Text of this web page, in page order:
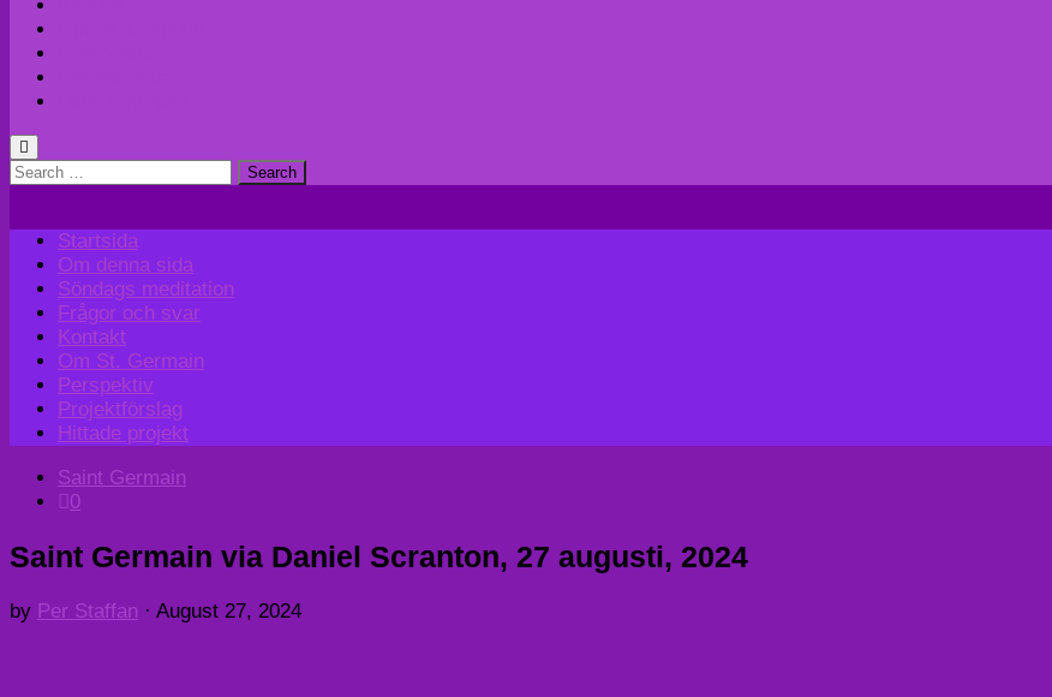
Search
Startsida
Om denna sida
Söndags meditation
Frågor och svar
Kontakt
Om St. Germain
Perspektiv
Projektförslag
Hittade projekt
Saint Germain
0
Saint Germain via Daniel Scranton, 27 augusti, 2024
by Per Staffan · August 27, 2024